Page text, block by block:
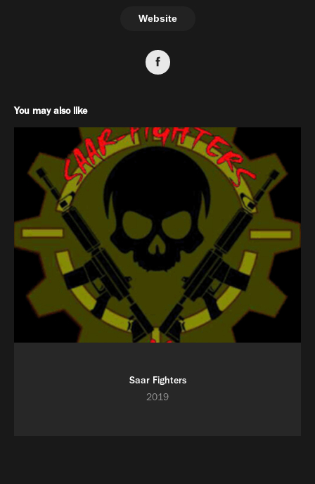
Website
You may also like
Saar Fighters
2019